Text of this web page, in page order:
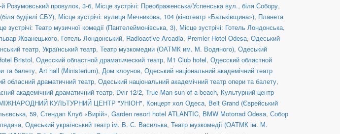
й Розумовський провулок, 3-б, Місце зустрічі: Преображенська/Успенська вул., біля Собору,
будівлі СБУ), Місце зустрічі: вулиця Мечникова, 104 (кінотеатр «Батьківщина»), Планета
зустрічі: Театр музичної комедії (Пантелеймонівська, 3), Місце зустрічі: Готель Лондонська,
Жванецького, Готель Лондонський, Radioactive Arcadia, Premier Hotel Odesa, Одеський
театр, Український театр, Театр музкомедии (ОАТМК им. М. Водяного), Одеський
Bristol, Одесский областной драматический театр, М1 Club hotel, Одесский областной
та балету, Art hall (Ministerium), Дом клоунов, Одеський національний академічний театр
обласний драматичний театр, Одеський національний академічний театр опери та балету,
академічний драматичний театр, Dvіr 12/2, True Man sun of a beach, Культурний центр
КУЛЬТУРНИЙ ЦЕНТР "УНІОН", Концерт хол Одеса, Beit Grand (Єврейський
59, Стендап Клуб «Вирій», Garden resort hotel ATLANTIC, BMW Motorrad Odesa, Собор
, Одеський український театр ім. В. С. Василька, Театр музкомедії (ОАТМК ім. М.